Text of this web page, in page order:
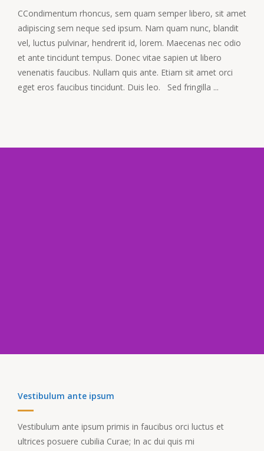
СCondimentum rhoncus, sem quam semper libero, sit amet
adipiscing sem neque sed ipsum. Nam quam nunc, blandit
vel, luctus pulvinar, hendrerit id, lorem. Maecenas nec odio
et ante tincidunt tempus. Donec vitae sapien ut libero
venenatis faucibus. Nullam quis ante. Etiam sit amet orci
eget eros faucibus tincidunt. Duis leo. Sed fringilla ...
Vestibulum ante ipsum
Vestibulum ante ipsum primis in faucibus orci luctus et
ultrices posuere cubilia Curae; In ac dui quis mi